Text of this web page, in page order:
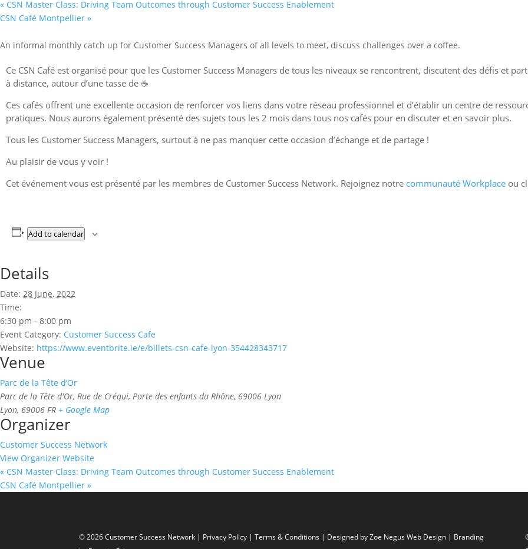
« CSN Master Class: Driving Team Outcomes through Customer Success Enablement
CSN Café Montpellier »
An informal monthly catch up for Customer Success Managers of all levels to meet, discuss challenges over a coffee.
Ce CSN Café est organisé pour que les Customer Success Managers de tous les niveaux se rencontrent, discutent des défis et
à distance, autour d’une tasse de ☕️
Ces cafés offrent une excellente occasion de renforcer vos liens dans votre réseau professionnel et d’établir un centre de
pratiques. Nous aurons également présenté des sujets tous les 2 mois dans tous nos cafés pour en discuter et en savoir plus.
Tous les Customer Success Managers, surtout à ne pas manquer cette occasion d’échange et de partage !
Au plaisir de vous y voir !
Cet événement vous est présenté par les membres de Customer Success Network. Rejoignez notre communauté Workplace ou
Add to calendar
Details
Date: 28 June, 2022
Time:
6:30 pm - 8:00 pm
Event Category: Customer Success Cafe
Website: https://www.eventbrite.ie/e/billets-csn-cafe-lyon-354428343717
Venue
Parc de la Tête d’Or
Parc de la Tête d'Or, Rue de Créqui, Porte des enfants du Rhône, 69006 Lyon
Lyon, 69006 FR + Google Map
Organizer
Customer Success Network
View Organizer Website
« CSN Master Class: Driving Team Outcomes through Customer Success Enablement
CSN Café Montpellier »
© 2026 Customer Success Network | Privacy Policy |Terms & Conditions | Designed byZoe Negus Web Design | Branding